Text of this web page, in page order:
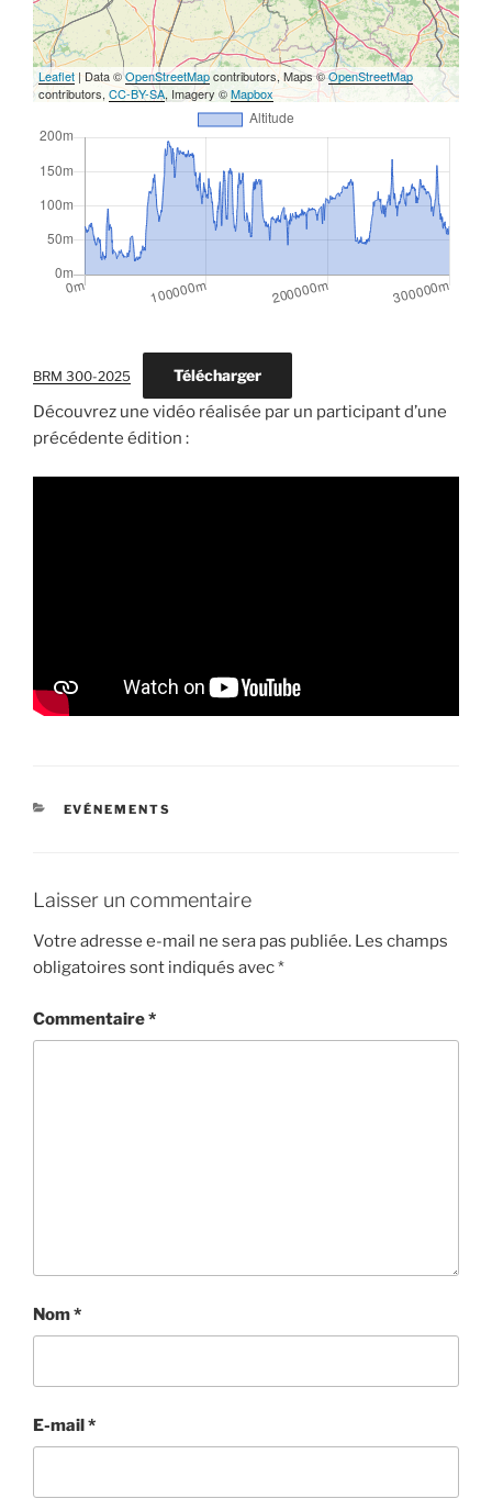
Leaflet| Data ©OpenStreetMapcontributors, Maps ©OpenStreetMap
contributors, CC-BY-SA, Imagery ©Mapbox
BRM 300-2025 Télécharger
Découvrez une vidéo réalisée par un participant d’une
précédente édition :
CATÉGORIES
EVÉNEMENTS
Laisser un commentaire
Votre adresse e-mail ne sera pas publiée. Les champs
obligatoires sont indiqués avec*
Commentaire*
Nom*
E-mail*